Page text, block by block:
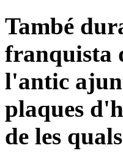
També
franquista
l'antic
plaques
de les